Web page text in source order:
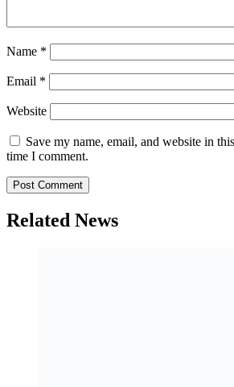
Name *
Email *
Website
Save my name, email, and website in
time I comment.
Related News